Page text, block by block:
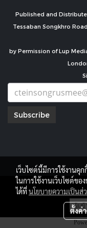
Published and
Tessaban Songkhro
by Permission of Lup
Subscribe
ผู้เ
เว็บไซต์นี้มีการใช้งาน
ในการใช้งานเว็บไซต์ข
ได้ที่นโยบายความเป็นส่
ตั้งค่